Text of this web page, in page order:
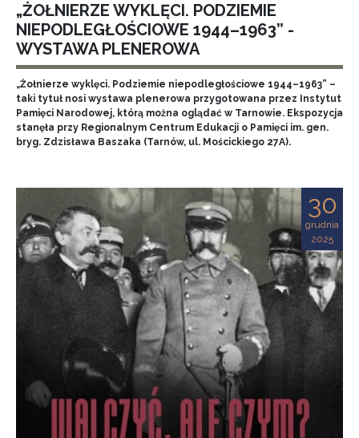
„ŻOŁNIERZE WYKLĘCI. PODZIEMIE
NIEPODLEGŁOŚCIOWE 1944–1963” -
WYSTAWA PLENEROWA
„Żołnierze wyklęci. Podziemie niepodległościowe 1944–1963” –
taki tytuł nosi wystawa plenerowa przygotowana przez Instytut
Pamięci Narodowej, którą można oglądać w Tarnowie. Ekspozycja
stanęła przy Regionalnym Centrum Edukacji o Pamięci im. gen.
bryg. Zdzisława Baszaka (Tarnów, ul. Mościckiego 27A).
30
grudnia
2025